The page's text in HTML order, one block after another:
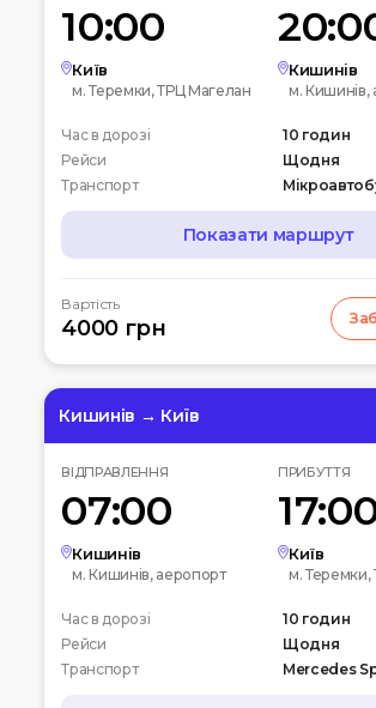
10:00
Київ
м. Теремки, ТРЦ Магелан
Кишинів
м. Кишинів,
Транспорт
Час в дорозі
10 годин
Рейси
Щодня
Показати маршрут
07:00 Чернігів
Автостанція
10:00Київ
Вокзальна пл. 4
Біла церква
Вул. Леваневського
15:00
Автовокзал
Аеропорт
Вартість
4000 грн
Кишинів → Київ
ВІДПРАВЛЕННЯ
07:00
Кишинів
м. Кишинів, аеропорт
ПРИБУТТЯ
Київ
м. Теремки,
Транспорт Mercedes
Час в дорозі
10 годин
Рейси
Щодня